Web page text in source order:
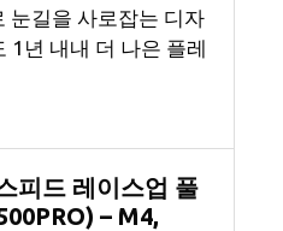
눈길을 사로잡는 디자
1년 내내 더 나은 플레
피드 레이스업 풀
– M4,